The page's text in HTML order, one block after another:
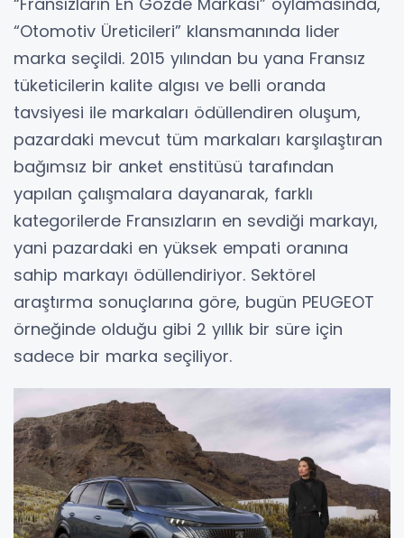
“Otomotiv Üreticileri” klansmanında lider
marka seçildi. 2015 yılından bu yana Fransız
tüketicilerin kalite algısı ve belli oranda
tavsiyesi ile markaları ödüllendiren oluşum,
pazardaki mevcut tüm markaları karşılaştıran
bağımsız bir anket enstitüsü tarafından
yapılan çalışmalara dayanarak, farklı
kategorilerde Fransızların en sevdiği markayı,
yani pazardaki en yüksek empati oranına
sahip markayı ödüllendiriyor. Sektörel
araştırma sonuçlarına göre, bugün PEUGEOT
örneğinde olduğu gibi 2 yıllık bir süre için
sadece bir marka seçiliyor.